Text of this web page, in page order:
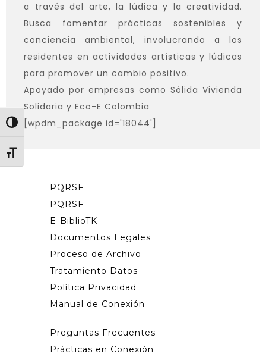
Toggle High Contrast
Toggle Font size
a través del arte, la lúdica y la creatividad.
Busca fomentar prácticas sostenibles y
conciencia ambiental, involucrando a los
residentes en actividades artísticas y lúdicas
para promover un cambio positivo.
Apoyado por empresas como Sólida Vivienda
Solidaria y Eco-E Colombia
[wpdm_package id='18044']
PQRSF
PQRSF
E-BiblioTK
Documentos Legales
Proceso de Archivo
Tratamiento Datos
Política Privacidad
Manual de Conexión
Preguntas Frecuentes
Prácticas en Conexión